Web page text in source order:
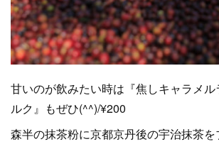
甘いのが飲みたい時は『焦しキャラメル
ルク』もぜひ(^^)/¥200
森半の抹茶粉に京都京丹後の宇治抹茶を